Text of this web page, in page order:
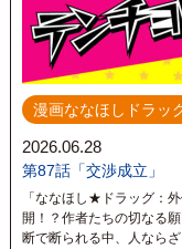
漫画ななほしドラッ
2026.06.28
第87話「交渉成立」
「ななほし★ドラッグ：
開！？作者たちの切なる
断で断られる中、人なら